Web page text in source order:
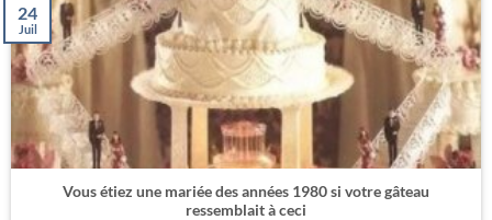
Vous étiez une mariée des années 1980 si votre gâteau
ressemblait à ceci
24
Juil